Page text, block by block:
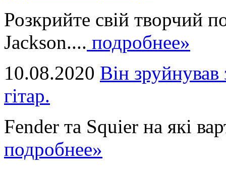
Розкрийте свій творчий
Jackson.... подробнее»
10.08.2020 Він
гітар.
Fender та Squier на які
подробнее»